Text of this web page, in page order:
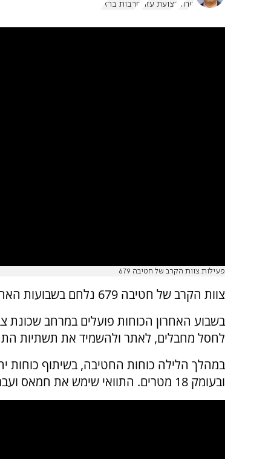
טרור רצועת עזה חרבות ברזל
פעילות צוות הקרב של חטיבה 679
צוות הקרב של חטיבה 679 נלחם בשבועות האחרונים ברצועת עזה.
בשבוע האחרון הכוחות פועלים במרחב
לחסל מחבלים, לאתר ולהשמיד את תשתיות
ובעומק 18 מטרים. התוואי שימש את חמאס ועבר בסמוך למרחב המסדרון בו שוהים כוחות צה"ל.